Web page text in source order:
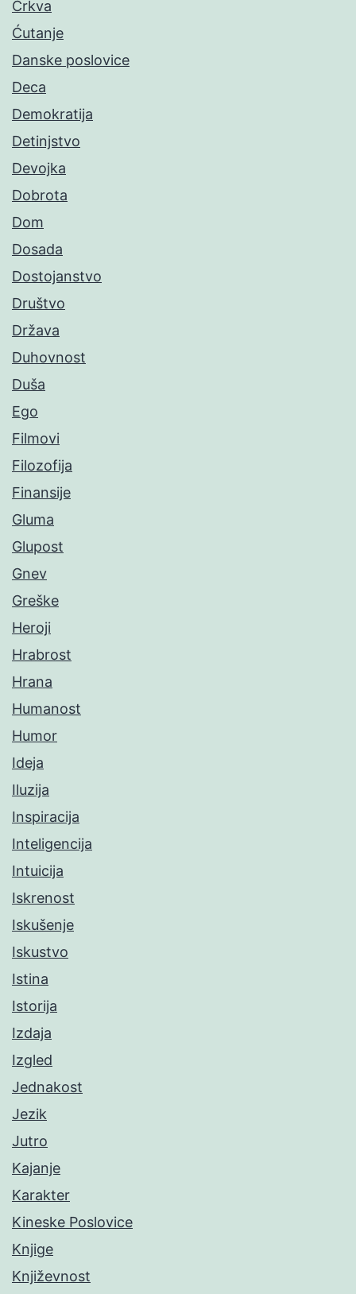
Crkva
Ćutanje
Danske poslovice
Deca
Demokratija
Detinjstvo
Devojka
Dobrota
Dom
Dosada
Dostojanstvo
Društvo
Država
Duhovnost
Duša
Ego
Filmovi
Filozofija
Finansije
Gluma
Glupost
Gnev
Greške
Heroji
Hrabrost
Hrana
Humanost
Humor
Ideja
Iluzija
Inspiracija
Inteligencija
Intuicija
Iskrenost
Iskušenje
Iskustvo
Istina
Istorija
Izdaja
Izgled
Jednakost
Jezik
Jutro
Kajanje
Karakter
Kineske Poslovice
Knjige
Književnost